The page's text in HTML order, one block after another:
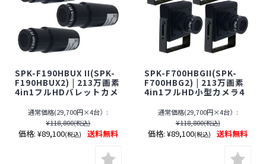
SPK-F190HBUX II(SPK-
F190HBUX2) | 213万画素
4in1フルHDバレットカメ
【防犯カメラ】【監視カ
メラ】【アナログハイビ
ジョン】【ケイヨーオリ
ジナル】【期間限定】[期
通常価格(29,700円×4台）:
¥118,800(税込)
価格: ¥89,100(税込) 送料無料
SPK-F700HBGII(SPK-
F700HBG2) | 213万画素
4in1フルHD小型カメラ4
カメラ】【監視カメラ】
【アナログハイビジョ
ン】【ケイヨーオリジナ
ル】【期間限定】[期間：
通常価格(29,700円×4台）:
¥118,800(税込)
価格: ¥89,100(税込) 送料無料